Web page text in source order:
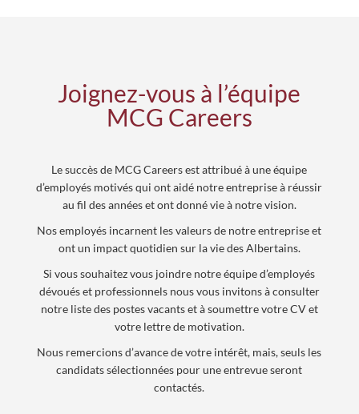
Joignez-vous à l’équipe
MCG Careers
Le succès de MCG Careers est attribué à une équipe
d’employés motivés qui ont aidé notre entreprise à réussir
au fil des années et ont donné vie à notre vision.
Nos employés incarnent les valeurs de notre entreprise et
ont un impact quotidien sur la vie des Albertains.
Si vous souhaitez vous joindre notre équipe d’employés
dévoués et professionnels nous vous invitons à consulter
notre liste des postes vacants etàsoumettre votre CV et
votre lettre de motivation.
Nous remercions d’avance de votre intérêt, mais, seuls les
candidats sélectionnées pour une entrevue seront
contactés.